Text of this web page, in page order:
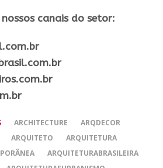
canais do setor:
ARCHITECTURE
ARQDECOR
ARQUITETO
ARQUITETURA
ARQUITETURABRASILEIRA